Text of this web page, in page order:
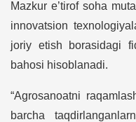
Mazkur e’tirof soha
innovatsion
joriy etish borasidagi
bahosi hisoblanadi.
“Agrosanoatni
barcha